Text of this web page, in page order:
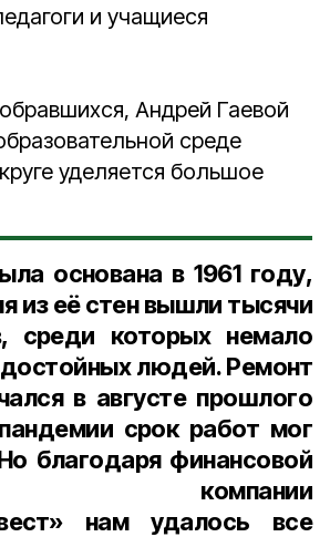
и учащиеся
Андрей Гаевой
среде
уделяется большое
основана в 1961 году,
из её стен вышли тысячи
среди которых немало
людей. Ремонт
в августе прошлого
срок работ мог
благодаря финансовой
компании
нам удалось все